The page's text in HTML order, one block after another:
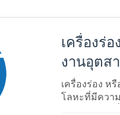
เครื่องร่
งานอุตส
เครื่องร่อง ห
โลหะที่มีควา